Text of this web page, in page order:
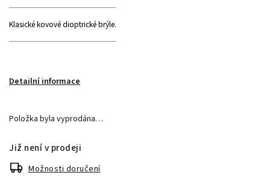
Klasické kovové dioptrické brýle.
Detailní informace
Položka byla vyprodána…
Již není v prodeji
Možnosti doručení